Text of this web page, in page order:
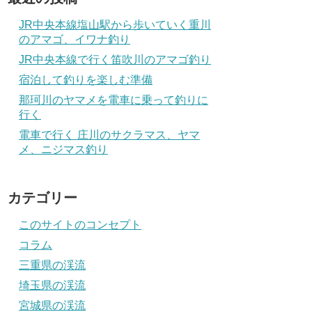
JR中央本線塩山駅から歩いていく重川
のアマゴ、イワナ釣り
JR中央本線で行く笛吹川のアマゴ釣り
宿泊して釣りを楽しむ準備
那珂川のヤマメを電車に乗って釣りに
行く
電車で行く 庄川のサクラマス、ヤマ
メ、ニジマス釣り
カテゴリー
このサイトのコンセプト
コラム
三重県の渓流
埼玉県の渓流
宮城県の渓流